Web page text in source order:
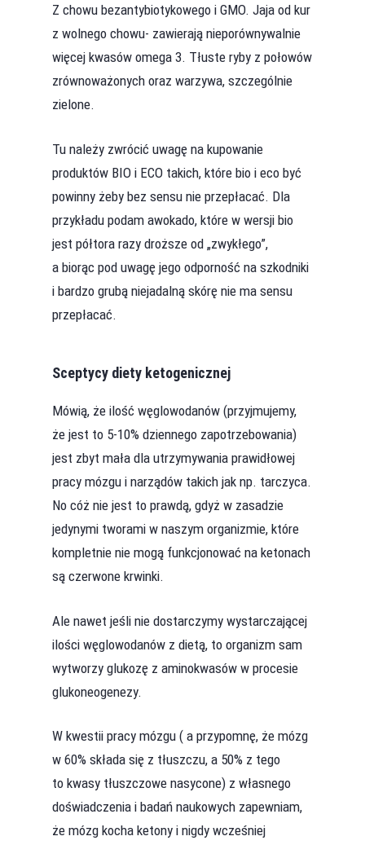
Z chowu bezantybiotykowego i GMO. Jaja od kur
z wolnego chowu- zawierają nieporównywalnie
więcej kwasów omega 3. Tłuste ryby z połowów
zrównoważonych oraz warzywa, szczególnie
zielone.
Tu należy zwrócić uwagę na kupowanie
produktów BIO i ECO takich, które bio i eco być
powinny żeby bez sensu nie przepłacać. Dla
przykładu podam awokado, które w wersji bio
jest półtora razy droższe od „zwykłego”,
a biorąc pod uwagę jego odporność na szkodniki
i bardzo grubą niejadalną skórę nie ma sensu
przepłacać.
Sceptycy diety ketogenicznej
Mówią, że ilość węglowodanów (przyjmujemy,
że jest to 5-10% dziennego zapotrzebowania)
jest zbyt mała dla utrzymywania prawidłowej
pracy mózgu i narządów takich jak np. tarczyca.
No cóż nie jest to prawdą, gdyż w zasadzie
jedynymi tworami w naszym organizmie, które
kompletnie nie mogą funkcjonować na ketonach
są czerwone krwinki.
Ale nawet jeśli nie dostarczymy wystarczającej
ilości węglowodanów z dietą, to organizm sam
wytworzy glukozę z aminokwasów w procesie
glukoneogenezy.
W kwestii pracy mózgu ( a przypomnę, że mózg
w 60% składa się z tłuszczu, a 50% z tego
to kwasy tłuszczowe nasycone) z własnego
doświadczenia i badań naukowych zapewniam,
że mózg kocha ketony i nigdy wcześniej